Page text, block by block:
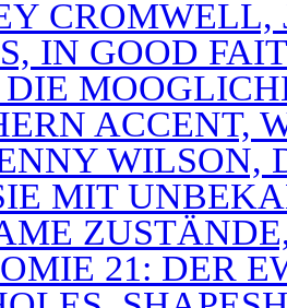
IN GOOD
ACCENT,
WILSON,
MIT
21: DER